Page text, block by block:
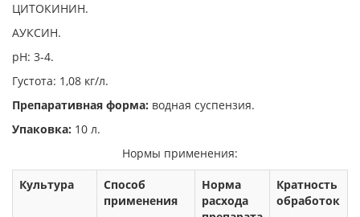
ЦИТОКИНИН.
АУКСИН.
рН: 3-4.
Густота: 1,08 кг/л.
Препаративная форма: водная суспензия.
Упаковка: 10 л.
Нормы применения:
Культура
Способ
применения
Норма
расхода
Кратность
обработок